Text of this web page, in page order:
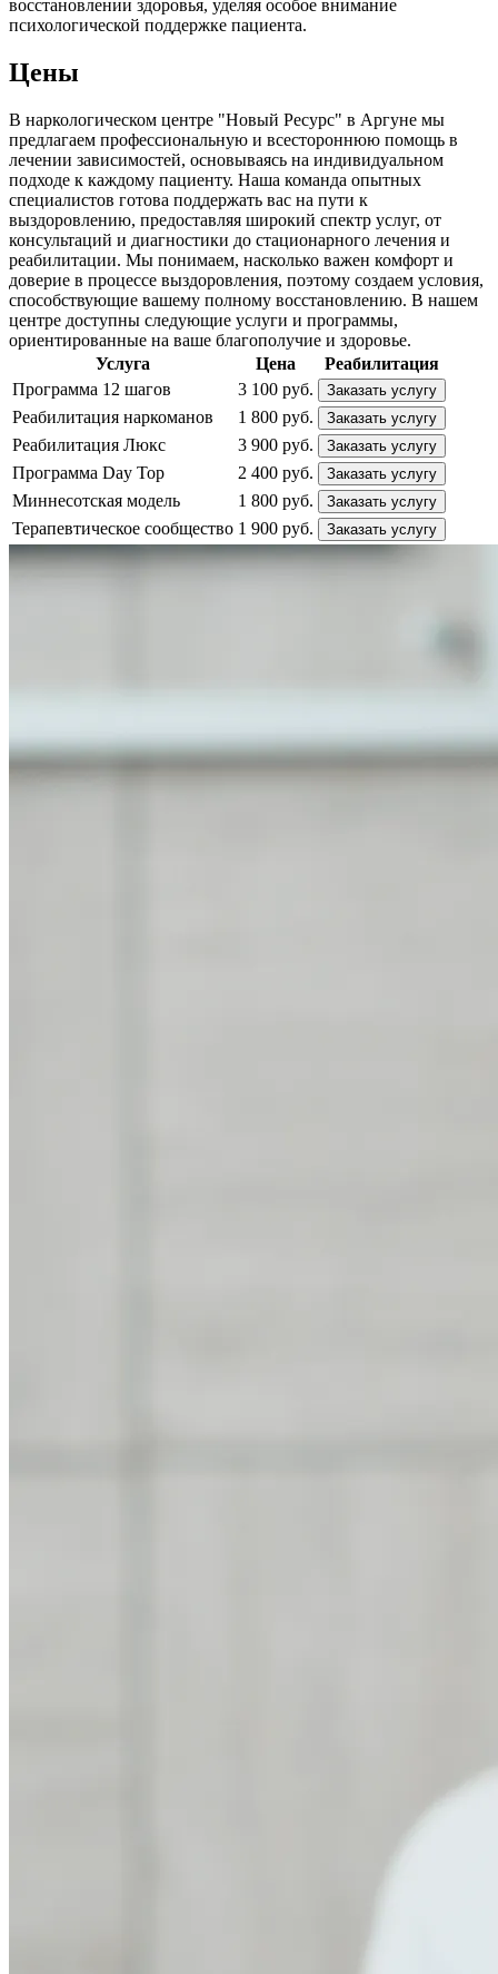
восстановлении здоровья, уделяя особое внимание
психологической поддержке пациента.
Цены
В наркологическом центре "Новый Ресурс" в Аргуне мы
предлагаем профессиональную и всестороннюю помощь в
лечении зависимостей, основываясь на индивидуальном
подходе к каждому пациенту. Наша команда опытных
специалистов готова поддержать вас на пути к
выздоровлению, предоставляя широкий спектр услуг, от
консультаций и диагностики до стационарного лечения и
реабилитации. Мы понимаем, насколько важен комфорт и
доверие в процессе выздоровления, поэтому создаем условия,
способствующие вашему полному восстановлению. В нашем
центре доступны следующие услуги и программы,
ориентированные на ваше благополучие и здоровье.
Услуга
Цена
Реабилитация
Программа 12 шагов
3 100 руб. Заказать услугу
Реабилитация наркоманов 1 800 руб. Заказать услугу
Реабилитация Люкс 3 900 руб. Заказать услугу
Программа Day Top 2 400 руб. Заказать услугу
Миннесотская модель 1 800 руб. Заказать услугу
Терапевтическое сообщество 1 900 руб. Заказать услугу